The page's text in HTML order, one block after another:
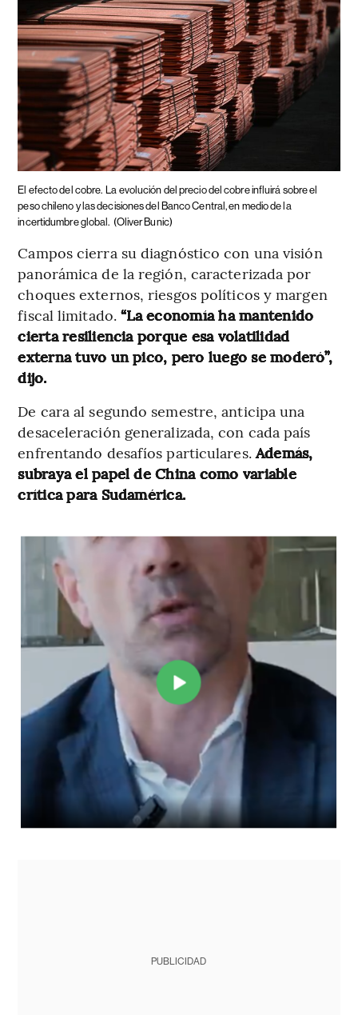
El efecto del cobre. La evolución del precio del cobre influirá sobre el
peso chileno y las decisiones del Banco Central, en medio de la
incertidumbre global. (Oliver Bunic)
Campos cierra su diagnóstico con una visión
panorámica de la región, caracterizada por
choques externos, riesgos políticos y margen
fiscal limitado. “La economía ha mantenido
cierta resiliencia porque esa volatilidad
externa tuvo un pico, pero luego se moderó”,
dijo.
De cara al segundo semestre, anticipa una
desaceleración generalizada, con cada país
enfrentando desafíos particulares.Además,
subraya el papel de China como variable
crítica para Sudamérica.
PUBLICIDAD